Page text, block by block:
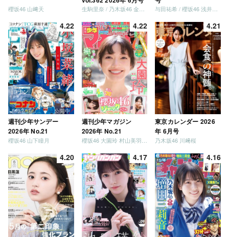
櫻坂46 山﨑天
4.22
週刊少年サンデー
2026年 No.21
櫻坂46 山下瞳月
4.22
週刊少年マガジン
2026年 No.21
4.21
東京カレンダー 2026
年 6月号
乃木坂46 川﨑桜
4.20 4.17 4.16